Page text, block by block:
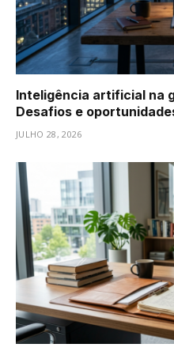
Inteligência artificial na
Desafios e
JULHO 28, 2026